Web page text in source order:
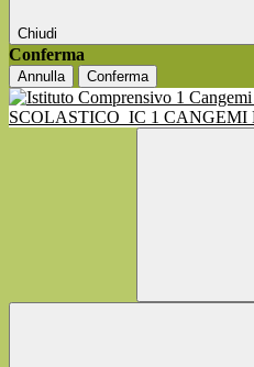
Chiudi
Conferma
Annulla Conferma
SCOLASTICO IC 1 CANGEMI